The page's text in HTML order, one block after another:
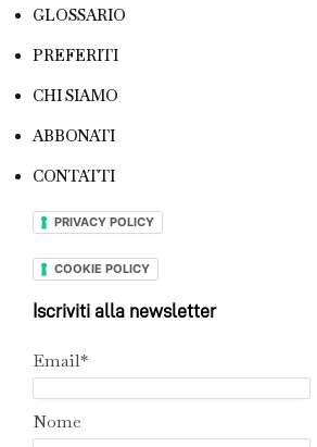
GLOSSARIO
PREFERITI
CHI SIAMO
ABBONATI
CONTATTI
PRIVACY POLICY
COOKIE POLICY
Iscriviti alla newsletter
Email*
Nome